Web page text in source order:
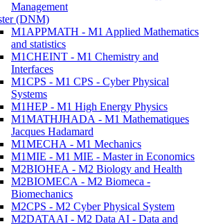
Management
(DNM)
M1APPMATH - M1 Applied Mathematics
and statistics
M1CHEINT - M1 Chemistry and
Interfaces
M1CPS - M1 CPS - Cyber Physical
Systems
M1HEP - M1 High Energy Physics
M1MATHJHADA - M1 Mathematiques
Jacques Hadamard
M1MECHA - M1 Mechanics
M1MIE - M1 MIE - Master in Economics
M2BIOHEA - M2 Biology and Health
M2BIOMECA - M2 Biomeca -
Biomechanics
M2CPS - M2 Cyber Physical System
M2DATAAI - M2 Data AI - Data and